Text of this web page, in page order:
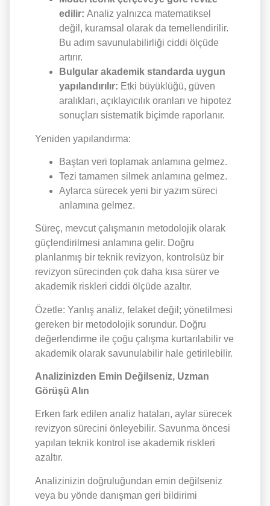
edilir: Analiz yalnızca matematiksel
değil, kuramsal olarak da temellendirilir.
Bu adım savunulabilirliği ciddi ölçüde
artırır.
Bulgular akademik standarda uygun
yapılandırılır: Etki büyüklüğü, güven
aralıkları, açıklayıcılık oranları ve hipotez
sonuçları sistematik biçimde raporlanır.
Yeniden yapılandırma:
Baştan veri toplamak anlamına gelmez.
Tezi tamamen silmek anlamına gelmez.
Aylarca sürecek yeni bir yazım süreci
anlamına gelmez.
Süreç, mevcut çalışmanın metodolojik olarak
güçlendirilmesi anlamına gelir. Doğru
planlanmış bir teknik revizyon, kontrolsüz bir
revizyon sürecinden çok daha kısa sürer ve
akademik riskleri ciddi ölçüde azaltır.
Özetle: Yanlış analiz, felaket değil; yönetilmesi
gereken bir metodolojik sorundur. Doğru
değerlendirme ile çoğu çalışma kurtarılabilir ve
akademik olarak savunulabilir hale getirilebilir.
Analizinizden Emin Değilseniz, Uzman
Görüşü Alın
Erken fark edilen analiz hataları, aylar sürecek
revizyon sürecini önleyebilir. Savunma öncesi
yapılan teknik kontrol ise akademik riskleri
azaltır.
Analizinizin doğruluğundan emin değilseniz
veya bu yönde danışman geri bildirimi